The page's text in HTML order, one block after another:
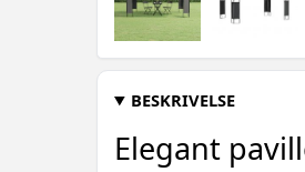
BESKRIVELSE
Elegant